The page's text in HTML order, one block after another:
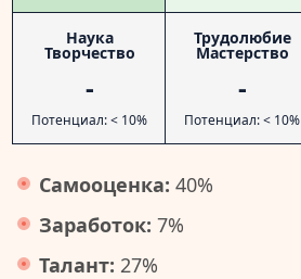
Наука
Творчество
-
Потенциал: < 10%
Трудолюбие
Мастерство
-
Потенциал: < 10%
Самооценка: 40%
Заработок: 7%
Талант: 27%